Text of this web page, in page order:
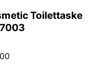
Toilettaske